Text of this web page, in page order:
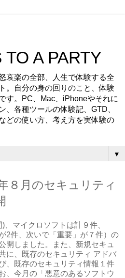
A PARTY
哀楽の全部、人生で体験する全
。自分の身の回りのこと、体験
す。PC、Mac、iPhoneやそれに
、各種ツールの体験記、GTD、
どの使い方、考え方を実体験の
▼
８月のセキュリティ
マイクロソフトは計９件、
2件、次いで「重要」が７件）の
開しました。また、新規セキュ
に、既存のセキュリティ アドバ
、既存のセキュリティ情報１件
、今月の「悪意のあるソフトウ